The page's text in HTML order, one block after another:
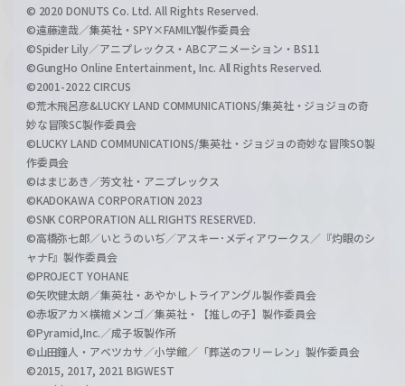
© 2020 DONUTS Co. Ltd. All Rights Reserved.
©遠藤達哉／集英社・SPY×FAMILY製作委員会
©Spider Lily／アニプレックス・ABCアニメーション・BS11
©GungHo Online Entertainment, Inc. All Rights Reserved.
©2001-2022 CIRCUS
©荒木飛呂彦&LUCKY LAND COMMUNICATIONS/集英社・ジョジョの奇
妙な冒険SC製作委員会
©LUCKY LAND COMMUNICATIONS/集英社・ジョジョの奇妙な冒険SO製
作委員会
©はまじあき／芳文社・アニプレックス
©KADOKAWA CORPORATION 2023
©SNK CORPORATION ALL RIGHTS RESERVED.
©高橋弥七郎／いとうのいぢ／アスキー･メディアワークス／『灼眼のシ
ャナF』製作委員会
©PROJECT YOHANE
©矢吹健太朗／集英社・あやかしトライアングル製作委員会
©赤坂アカ×横槍メンゴ／集英社・【推しの子】製作委員会
©Pyramid,Inc.／成子坂製作所
©山田鐘人・アベツカサ／小学館／「葬送のフリーレン」製作委員会
©2015, 2017, 2021 BIGWEST